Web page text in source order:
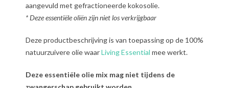
aangevuld met gefractioneerde kokosolie.
* Deze essentiële oliën zijn niet los verkrijgbaar
Deze productbeschrijving is van toepassing op de 100%
natuurzuivere olie waarLiving Essential mee werkt.
Deze essentiële olie mix mag niet tijdens de